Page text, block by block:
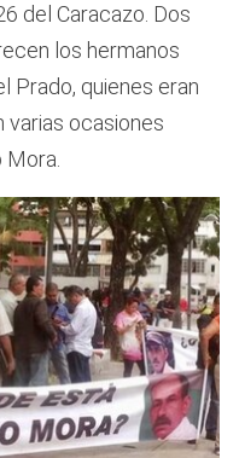
del Caracazo. Dos
los hermanos
Prado, quienes eran
varias ocasiones